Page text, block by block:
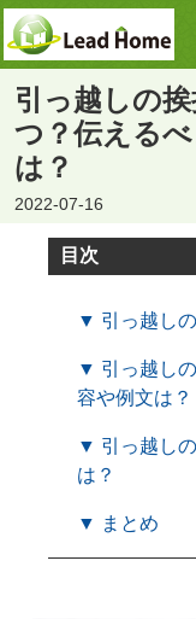
引っ越しの
つ？伝える
は？
2022-07-16
目次
▼ 引っ越し
▼ 引っ越し
容や例文は？
▼ 引っ越し
は？
▼ まとめ